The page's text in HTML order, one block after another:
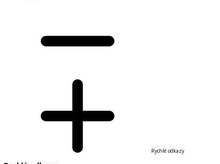
Rychlé odkazy